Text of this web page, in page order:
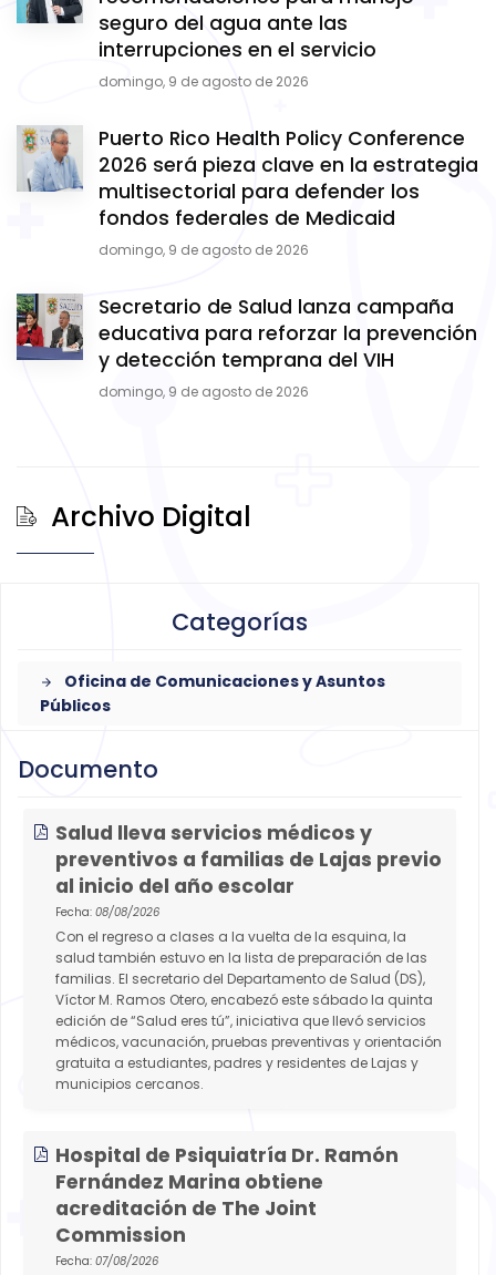
seguro del agua ante las
interrupciones en el servicio
domingo, 9 de agosto de 2026
Puerto Rico Health Policy Conference
2026 será pieza clave en la estrategia
multisectorial para defender los
fondos federales de Medicaid
domingo, 9 de agosto de 2026
Secretario de Salud lanza campaña
educativa para reforzar la prevención
y detección temprana del VIH
domingo, 9 de agosto de 2026
Archivo Digital
Categorías
arrow_forward
Oficina de Comunicaciones y Asuntos
Públicos
Documento
Salud lleva servicios médicos y
preventivos a familias de Lajas previo
al inicio del año escolar
Fecha: 08/08/2026
Con el regreso a clases a la vuelta de la esquina, la
salud también estuvo en la lista de preparación de las
familias. El secretario del Departamento de Salud (DS),
Víctor M. Ramos Otero, encabezó este sábado la quinta
edición de “Salud eres tú”, iniciativa que llevó servicios
médicos, vacunación, pruebas preventivas y orientación
gratuita a estudiantes, padres y residentes de Lajas y
municipios cercanos.
Hospital de Psiquiatría Dr. Ramón
Fernández Marina obtiene
acreditación de The Joint
Commission
Fecha: 07/08/2026